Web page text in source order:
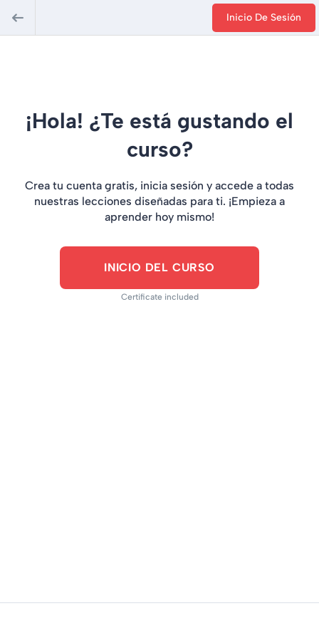
Inicio De Sesión
¡Hola! ¿Te está gustando el
curso?
Crea tu cuenta gratis, inicia sesión y accede a todas
nuestras lecciones diseñadas para ti. ¡Empieza a
aprender hoy mismo!
INICIO DEL CURSO
Certificate included